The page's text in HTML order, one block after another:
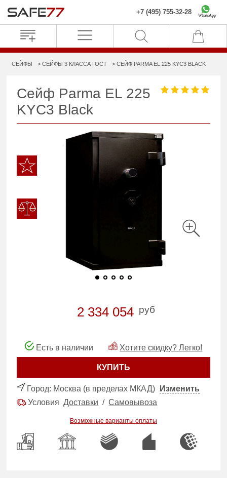
+7 (495) 755-32-28 WhatsApp
СЕЙФЫ СЕЙФЫ 3 КЛАССА ГОСТ СЕЙФ PARMA EL 225 KYC3 BLACK
Сейф Parma EL 225
KYC3 Black
2 334 054 руб
Есть в наличии Хотите скидку? Легко!
КУПИТЬ
Город: Москва (в пределах МКАД)
Изменить
УсловияДоставки /Самовывоза
Возможные варианты оплаты